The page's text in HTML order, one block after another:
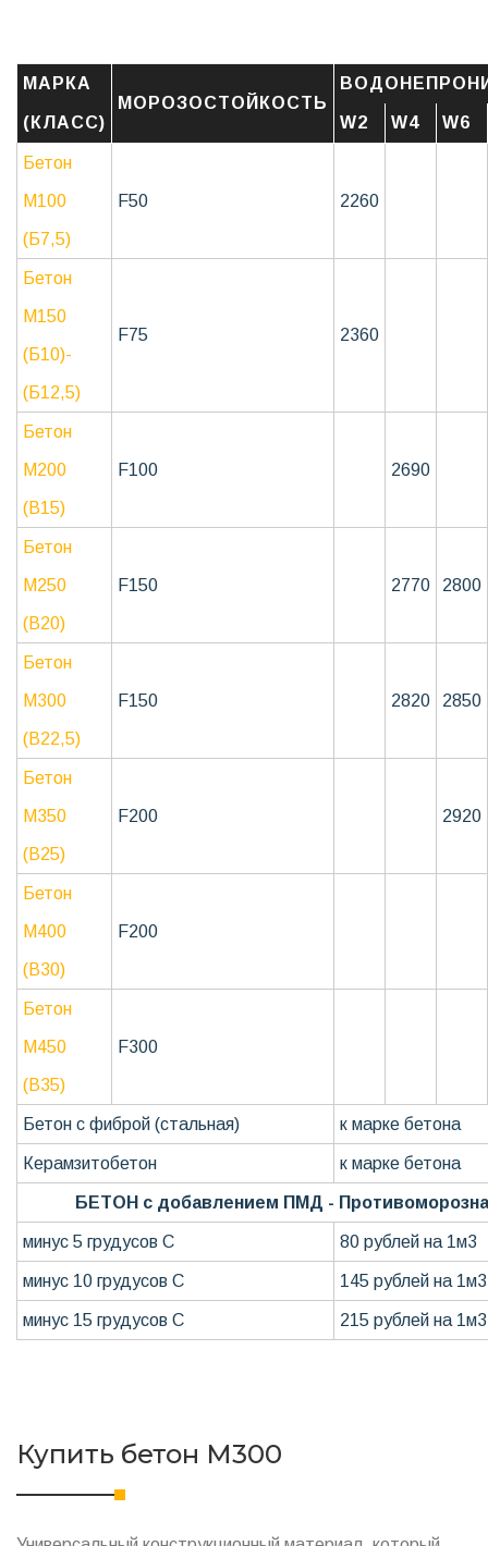
МАРКА
(КЛАСС)
МОРОЗОСТОЙКОСТЬ
W2 W4 W6
Бетон
М100
(Б7,5)
F50 2260
Бетон
М150
(Б10)-
(Б12,5)
F75 2360
Бетон
М200
(B15)
F100 2690
Бетон
М250
(В20)
F150 2770 2800
Бетон
М300
(В22,5)
F150 2820 2850
Бетон
М350
(В25)
F200 2920
Бетон
М400
(В30)
F200
Бетон
М450
(В35)
F300
Бетон с фиброй (стальная) к марке бетона
Керамзитобетон к марке бетона
БЕТОН с добавлением ПМД -
минус 5 грудусов С 80 рублей на 1м3
минус 10 грудусов С 145 рублей на 1м3
минус 15 грудусов С 215 рублей на 1м3
Купить бетон М300